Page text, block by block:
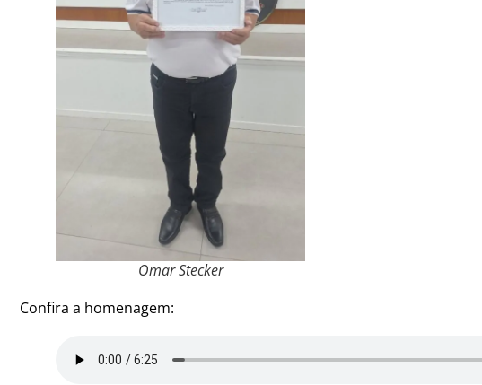
Omar Stecker
Confira a homenagem: